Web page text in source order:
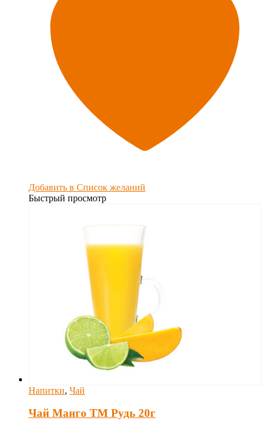
Добавить в Список желаний
Быстрый просмотр
Напитки, Чай
Чай Манго ТМ Рудь 20г